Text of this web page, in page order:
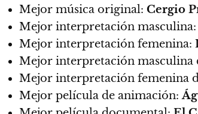
Mejor música original: Cergio
Mejor interpretación masculina:
Mejor interpretación femenina:
Mejor interpretación masculina
Mejor interpretación femenina
Mejor película de animación: